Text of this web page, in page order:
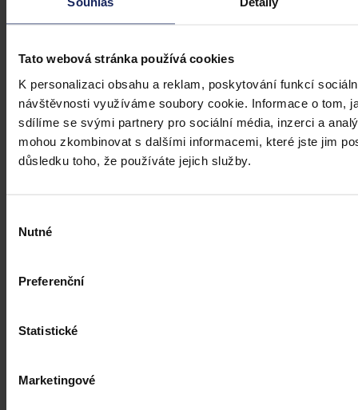
Tato webová stránka používá cookies
K personalizaci obsahu a reklam, poskytování funkcí
návštěvnosti využíváme soubory cookie. Informace o tom,
sdílíme se svými partnery pro sociální média, inzerci a
mohou zkombinovat s dalšími informacemi, které jste jim
důsledku toho, že používáte jejich služby.
souhlasu
Nutné
Preferenční
Statistické
Marketingové
Hana Marešová • 31. července 2026, 07:36